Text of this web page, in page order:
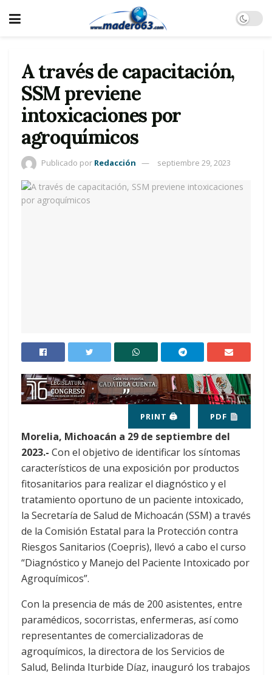
A través de capacitación,
SSM previene
intoxicaciones por
agroquímicos
Publicado por Redacción septiembre 29, 2023
PRINT 🖨 PDF
Morelia, Michoacán a 29 de septiembre del
2023.- Con el objetivo de identificar los síntomas
característicos de una exposición por productos
fitosanitarios para realizar el diagnóstico y el
tratamiento oportuno de un paciente intoxicado,
la Secretaría de Salud de Michoacán (SSM) a través
de la Comisión Estatal para la Protección contra
Riesgos Sanitarios (Coepris), llevó a cabo el curso
“Diagnóstico y Manejo del Paciente Intoxicado por
Agroquímicos”.
Con la presencia de más de 200 asistentes, entre
paramédicos, socorristas, enfermeras, así como
representantes de comercializadoras de
agroquímicos, la directora de los Servicios de
Salud, Belinda Iturbide Díaz, inauguró los trabajos